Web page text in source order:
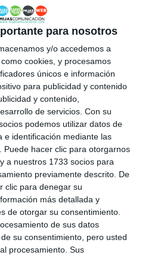
para nosotros
y/o accedemos a
cookies, y procesamos
únicos e información
para publicidad y contenido
y contenido,
de servicios. Con su
podemos utilizar datos de
e identificación mediante las
Puede hacer clic para otorgarnos
a nuestros 1733 socios para
previamente descrito. De
clic para denegar su
más detallada y
de otorgar su consentimiento.
de sus datos
su consentimiento, pero usted
procesamiento. Sus
its tourism offering
herramientas
para mejorar la
returns to fill the
Mijas Pueblo with art
los casi 8.000
al sector